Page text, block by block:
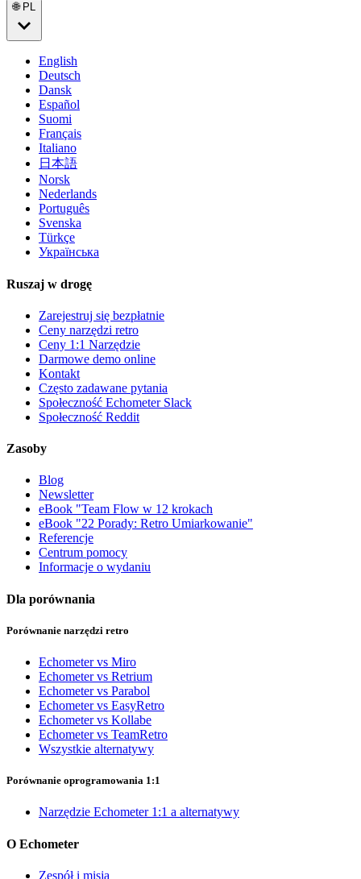
🌐 PL
English
Deutsch
Dansk
Español
Suomi
Français
Italiano
日本語
Norsk
Nederlands
Português
Svenska
Türkçe
Українська
Ruszaj w drogę
Zarejestruj się bezpłatnie
Ceny narzędzi retro
Ceny 1:1 Narzędzie
Darmowe demo online
Kontakt
Często zadawane pytania
Społeczność Echometer Slack
Społeczność Reddit
Zasoby
Blog
Newsletter
eBook "Team Flow w 12 krokach
eBook "22 Porady: Retro Umiarkowanie"
Referencje
Centrum pomocy
Informacje o wydaniu
Dla porównania
Porównanie narzędzi retro
Echometer vs Miro
Echometer vs Retrium
Echometer vs Parabol
Echometer vs EasyRetro
Echometer vs Kollabe
Echometer vs TeamRetro
Wszystkie alternatywy
Porównanie oprogramowania 1:1
Narzędzie Echometer 1:1 a alternatywy
O Echometer
Zespół i misja